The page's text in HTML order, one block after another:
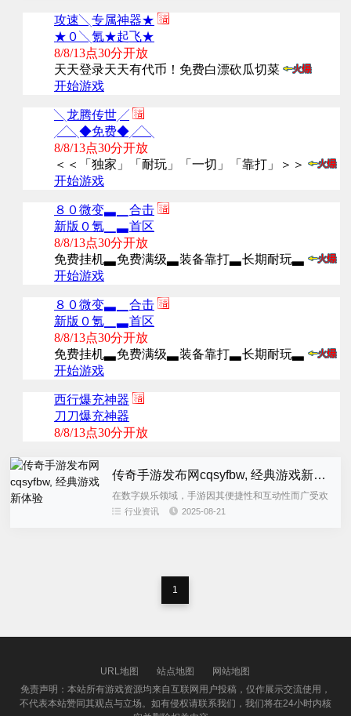
传奇手游发布网cqsyfbw, 经典游戏新体验
在数字娱乐领域，手游因其便捷性和互动性而广受欢
迎。其中，传奇手游以其独特的魅力和经典地位，成
行业资讯 2025-08-21
1
URL地图 站点地图
网站地图
免责声明：本站所有游戏资源均来自互联网用户投稿，仅作展示交流使用，
不代表本站赞同其观点与立场。如有侵权请联系我们，我们将在24小时内核